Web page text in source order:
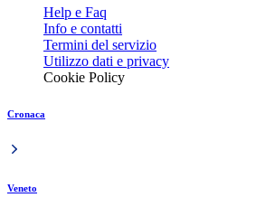
Help e Faq
Info e contatti
Termini del servizio
Utilizzo dati e privacy
Cookie Policy
Cronaca
Veneto